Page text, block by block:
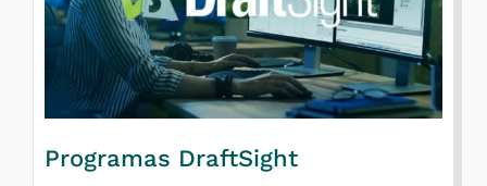
Programas DraftSight